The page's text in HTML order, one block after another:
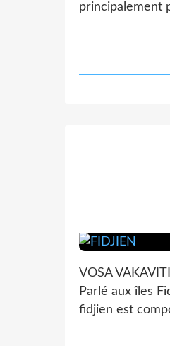
principalement
VOSA
Parlé aux îles
fidjien est